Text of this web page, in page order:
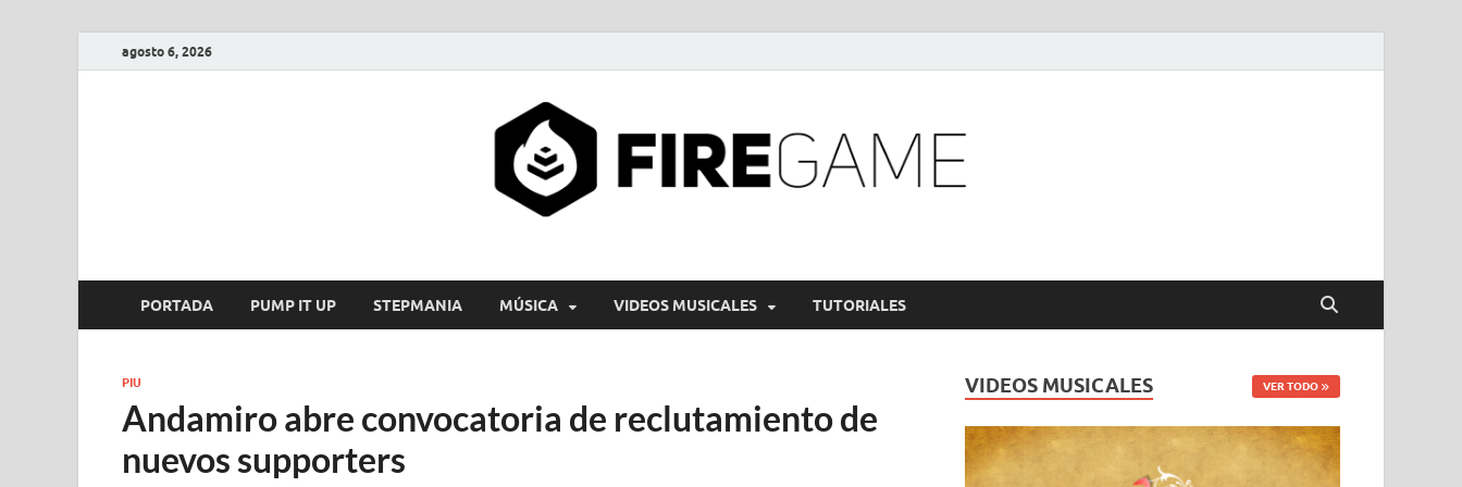
agosto 6, 2026
FIRE GAME
PORTADA PUMP IT UP STEPMANIA MÚSICA VIDEOS MUSICALES TUTORIALES
PIU
Andamiro abre convocatoria de reclutamiento de
nuevos supporters
VIDEOS MUSICALES VER TODO